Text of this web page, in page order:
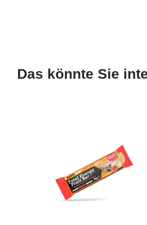
Das könnte Sie